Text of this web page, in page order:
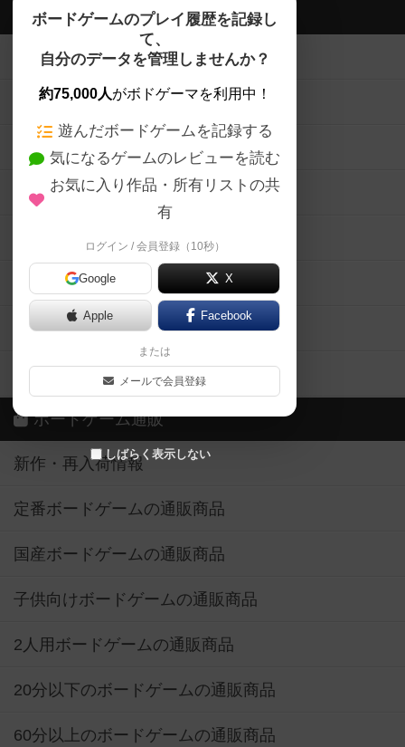
ボードゲームのプレイ履歴を記録し
て、
自分のデータを管理しませんか？
約75,000人がボドゲーマを利用中！
遊んだボードゲームを記録する
気になるゲームのレビューを読む
お気に入り作品・所有リストの共
有
ログイン / 会員登録（10秒）
Google X
Apple Facebook
または
メールで会員登録
しばらく表示しない
ボドゲーマTOP
ボードゲームを検索する
ボードゲームの新着レビュー
ボードゲーム会情報
メカニクス特集
掲示板・トピックス
ボドとも・会員一覧
ボードゲーム業界コラム
ボドゲーマご利用案内
ボードゲーム通販
新作・再入荷情報
定番ボードゲームの通販商品
国産ボードゲームの通販商品
子供向けボードゲームの通販商品
2人用ボードゲームの通販商品
20分以下のボードゲームの通販商品
60分以上のボードゲームの通販商品